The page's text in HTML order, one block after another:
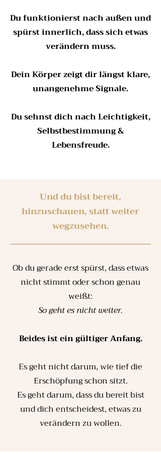
Du funktionierst nach außen und
spürst innerlich, dass sich etwas
verändern muss.
Dein Körper zeigt dir längst klare,
unangenehme Signale.
Du sehnst dich nach Leichtigkeit,
Selbstbestimmung &
Lebensfreude.
Und du bist bereit,
hinzuschauen, statt weiter
wegzusehen.
Ob du gerade erst spürst, dass etwas
nicht stimmt oder schon genau
weißt:
So geht es nicht weiter.
Beides ist ein gültiger Anfang.
Es geht nicht darum, wie tief die
Erschöpfung schon sitzt.
Es geht darum, dass du bereit bist
und dich entscheidest, etwas zu
verändern zu wollen.